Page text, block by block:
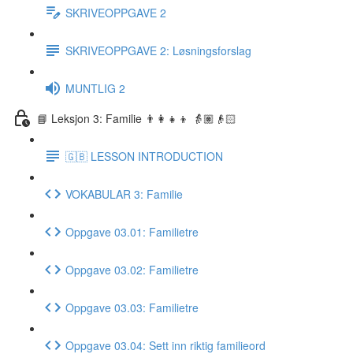
SKRIVEOPPGAVE 2
SKRIVEOPPGAVE 2: Løsningsforslag
MUNTLIG 2
📘 Leksjon 3: Familie 👨‍👩‍👧‍👦 👵🏽👴🏻
🇬🇧 LESSON INTRODUCTION
VOKABULAR 3: Familie
Oppgave 03.01: Familietre
Oppgave 03.02: Familietre
Oppgave 03.03: Familietre
Oppgave 03.04: Sett inn riktig familieord